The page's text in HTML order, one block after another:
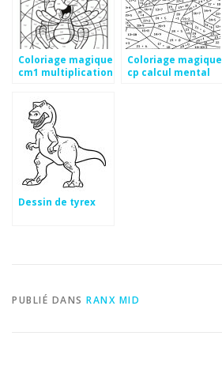
Coloriage magique
cm1 multiplication
Coloriage magique
cp calcul mental
Dessin de tyrex
PUBLIÉ DANS RANX MID